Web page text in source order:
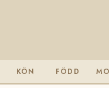
KÖN FÖDD